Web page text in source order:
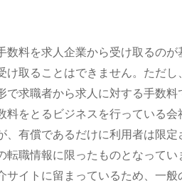
料を求人企業から受け取るのが
取ることはできません。ただ
求職者から求人に対する手数料
をとるビジネスを行っている会
有償であるだけに利用者は限定
職情報に限ったものとなってい
イトに留まっているため、一般